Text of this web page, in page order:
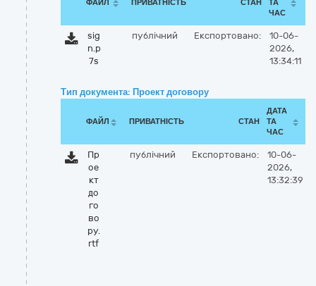
ФАЙЛ ПРИВАТНІСТЬ СТАН
ТА
ЧАС
sig
n.p
7s
публічний Експортовано:
10-06-
2026,
13:34:11
Тип документа: Проект договору
ФАЙЛ ПРИВАТНІСТЬ СТАН
ДАТА
ТА
ЧАС
Пр
ое
кт
до
го
во
ру.
rtf
публічний Експортовано:
10-06-
2026,
13:32:39